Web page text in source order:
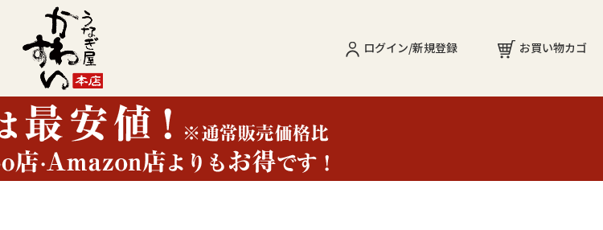
ログイン/新規登録 お買い物カゴ